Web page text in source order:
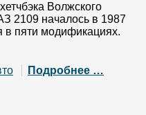
Волжского
2109 началось в 1987
в пяти модификациях.
Подробнее …